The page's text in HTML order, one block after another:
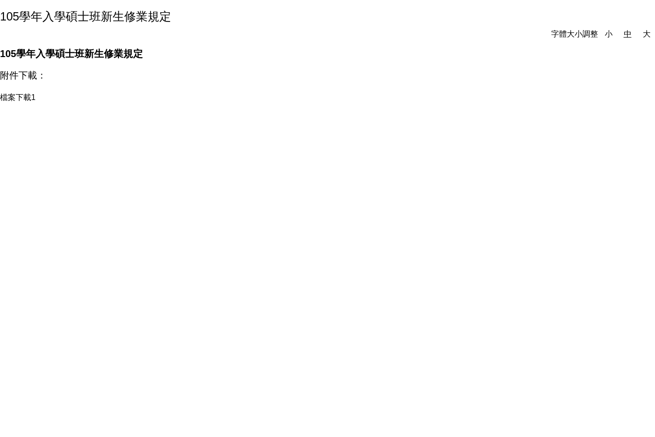
105學年入學碩士班新生修業規定
字體大小調整 小 中 大
105學年入學碩士班新生修業規定
附件下載：
檔案下載1